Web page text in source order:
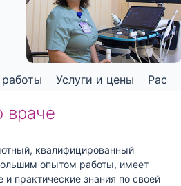
Услуги и цены
враче
квалифицированный
опытом работы, имеет
и практические знания по своей